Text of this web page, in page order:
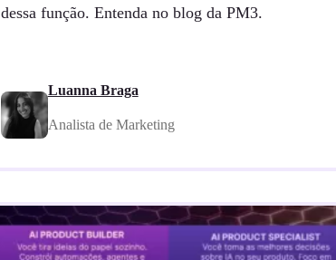
dessa função. Entenda no blog da PM3.
Luanna Braga
Analista de Marketing